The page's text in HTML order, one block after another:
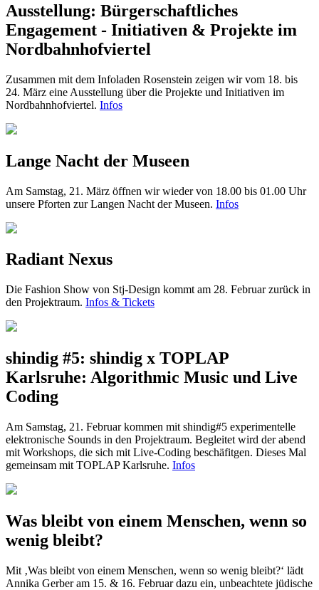
Ausstellung: Bürgerschaftliches
Engagement - Initiativen & Projekte im
Nordbahnhofviertel
Zusammen mit dem Infoladen Rosenstein zeigen wir vom 18. bis
24. März eine Ausstellung über die Projekte und Initiativen im
Nordbahnhofviertel. Infos
Lange Nacht der Museen
Am Samstag, 21. März öffnen wir wieder von 18.00 bis 01.00 Uhr
unsere Pforten zur Langen Nacht der Museen. Infos
Radiant Nexus
Die Fashion Show von Stj-Design kommt am 28. Februar zurück in
den Projektraum. Infos & Tickets
shindig #5: shindig x TOPLAP
Karlsruhe: Algorithmic Music und Live
Coding
Am Samstag, 21. Februar kommen mit shindig#5 experimentelle
elektronische Sounds in den Projektraum. Begleitet wird der abend
mit Workshops, die sich mit Live-Coding beschäfitgen. Dieses Mal
gemeinsam mit TOPLAP Karlsruhe. Infos
Was bleibt von einem Menschen, wenn so
wenig bleibt?
Mit ‚Was bleibt von einem Menschen, wenn so wenig bleibt?‘ lädt
Annika Gerber am 15. & 16. Februar dazu ein, unbeachtete jüdische